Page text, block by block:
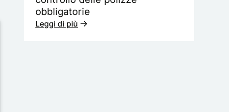
obbligatorie
Leggi di più